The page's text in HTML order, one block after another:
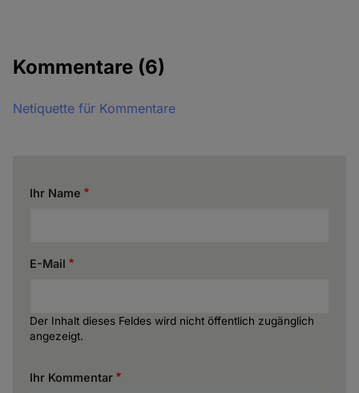
Kommentare (6)
Netiquette für Kommentare
Ihr Name
E-Mail
Der Inhalt dieses Feldes wird nicht öffentlich zugänglich
angezeigt.
Ihr Kommentar